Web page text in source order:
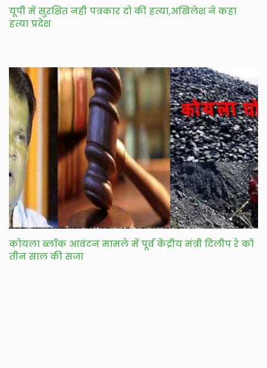
यूपी में सुरक्षित नही पत्रकार दो की हत्या,अखिलेश ने कहा
हत्या प्रदेश
कोयला ब्लॉक आवंटन मामले में पूर्व केंद्रीय मंत्री दिलीप रे को
तीन साल की सजा